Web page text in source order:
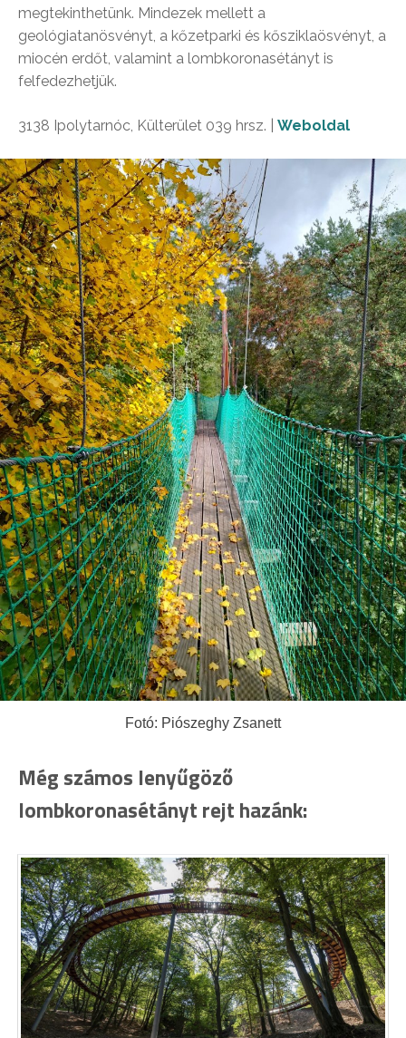
megtekinthetünk. Mindezek mellett a
geológiatanösvényt, a kőzetparki és kősziklaösvényt, a
miocén erdőt, valamint a lombkoronasétányt is
felfedezhetjük.
3138 Ipolytarnóc, Külterület 039 hrsz. | Weboldal
Fotó: Piószeghy Zsanett
Még számos lenyűgöző
lombkoronasétányt rejt hazánk: